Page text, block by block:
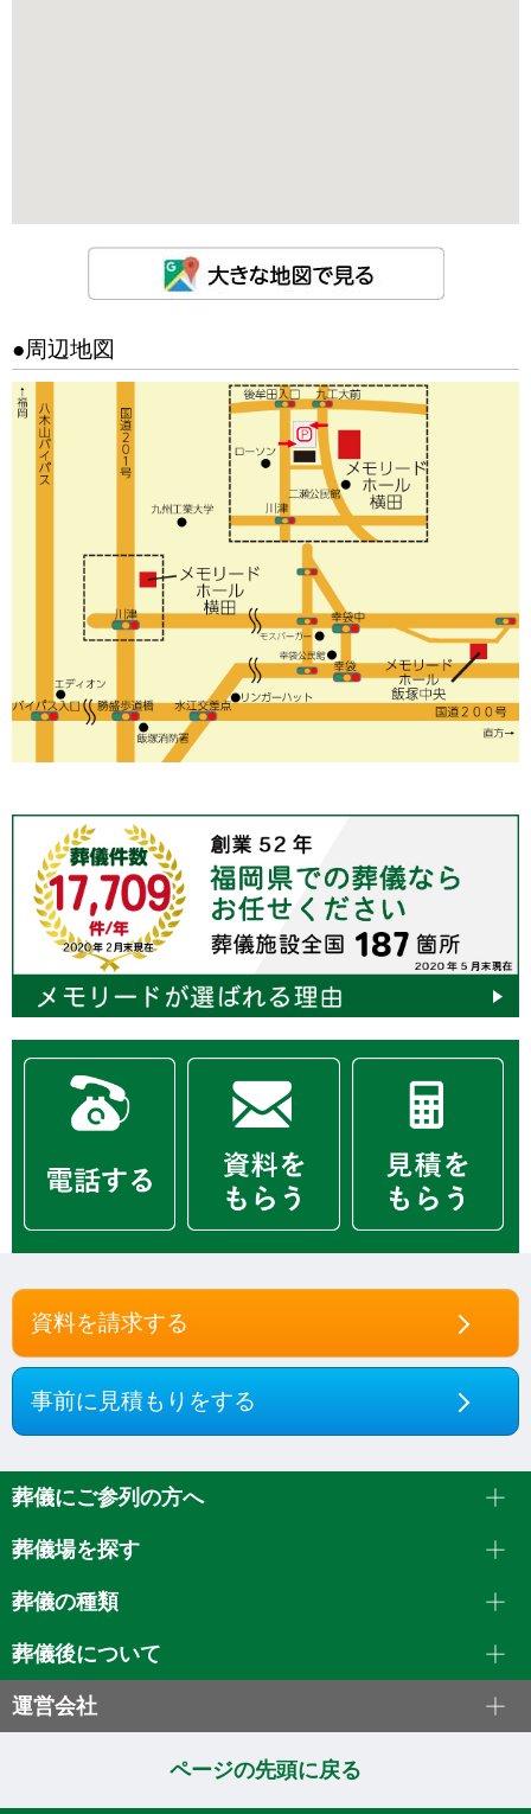
●周辺地図
資料を請求する
事前に見積もりをする
葬儀にご参列の方へ
葬儀場を探す
葬儀の種類
葬儀後について
運営会社
ページの先頭に戻る